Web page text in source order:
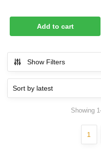
Add to cart
Show Filters
Showing
1